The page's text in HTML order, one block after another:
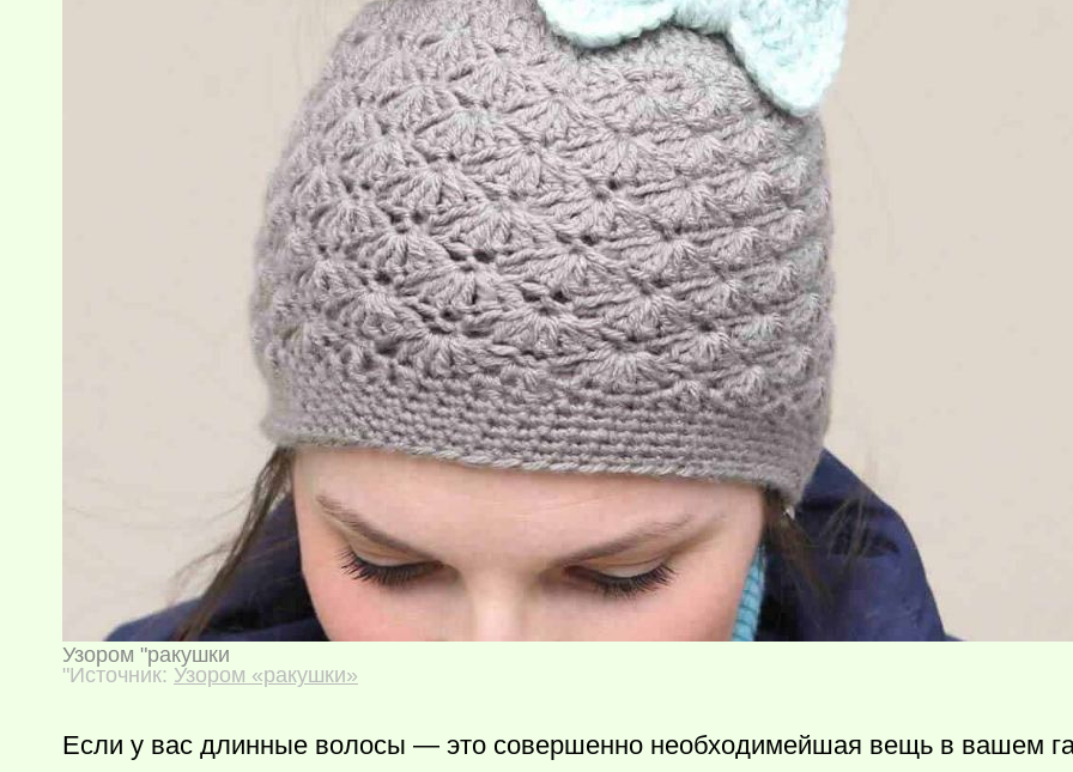
Узором "ракушки
"Источник: Узором «ракушки»
Если у вас длинные волосы — это совершенно необходимейшая вещь в вашем